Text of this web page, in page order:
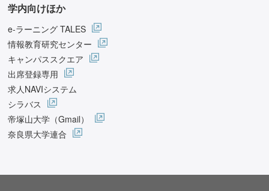
学内向けほか
e-ラーニング TALES
情報教育研究センター
キャンパススクエア
出席登録専用
求人NAVIシステム
シラバス
帝塚山大学（Gmail）
奈良県大学連合